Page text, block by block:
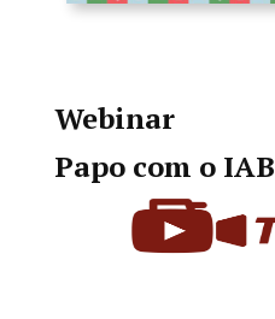
Webinar
Papo com o IAB